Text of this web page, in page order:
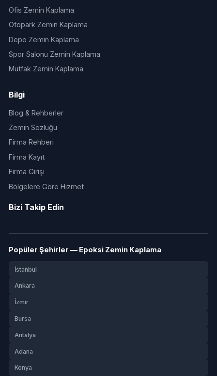
Ofis Zemin Kaplama
Otopark Zemin Kaplama
Depo Zemin Kaplama
Spor Salonu Zemin Kaplama
Mutfak Zemin Kaplama
Bilgi
Blog & Rehberler
Zemin Sözlüğü
Firma Rehberi
Firma Kayıt
Firma Girişi
Bölgelere Göre Hizmet
Bizi Takip Edin
Popüler Şehirler — Epoksi Zemin Kaplama
İstanbul
Ankara
İzmir
Bursa
Antalya
Adana
Konya